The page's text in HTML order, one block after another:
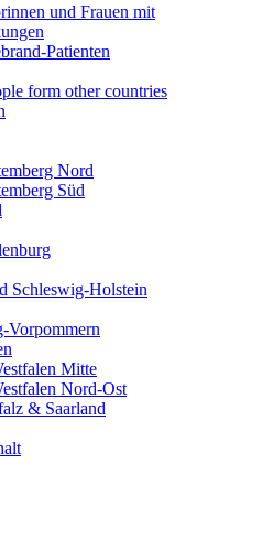
und Frauen mit
Patienten
form other countries
Nord
Süd
Schleswig-Holstein
Vorpommern
Mitte
Nord-Ost
& Saarland